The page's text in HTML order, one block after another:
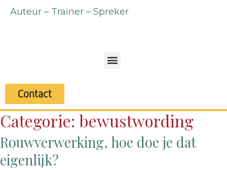
Auteur – Trainer – Spreker
Contact
Categorie: bewustwording
Rouwverwerking, hoe doe je dat
eigenlijk?